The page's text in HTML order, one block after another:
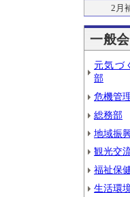
2月
一般
元気づ
部
危機管
総務部
地域振
観光交
福祉保
生活環